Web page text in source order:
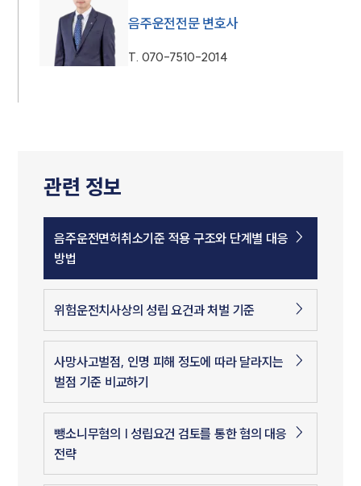
음주운전전문 변호사
T. 070-7510-2014
관련 정보
음주운전면허취소기준 적용 구조와 단계별 대응
방법
위험운전치사상의 성립 요건과 처벌 기준
사망사고벌점, 인명 피해 정도에 따라 달라지는
벌점 기준 비교하기
뺑소니무혐의 | 성립요건 검토를 통한 혐의 대응
전략